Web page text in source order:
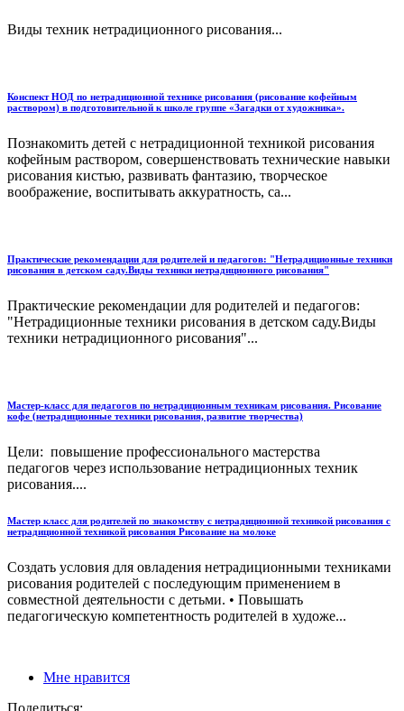
Виды техник нетрадиционного рисования...
Конспект НОД по нетрадиционной технике рисования (рисование кофейным
раствором) в подготовительной к школе группе «Загадки от художника».
Познакомить детей с нетрадиционной техникой рисования
кофейным раствором, совершенствовать технические навыки
рисования кистью, развивать фантазию, творческое
воображение, воспитывать аккуратность, са...
Практические рекомендации для родителей и педагогов: "Нетрадиционные техники
рисования в детском саду.Виды техники нетрадиционного рисования"
Практические рекомендации для родителей и педагогов:
"Нетрадиционные техники рисования в детском саду.Виды
техники нетрадиционного рисования"...
Мастер-класс для педагогов по нетрадиционным техникам рисования. Рисование
кофе (нетрадиционные техники рисования, развитие творчества)
Цели: повышение профессионального мастерства
педагогов через использование нетрадиционных техник
рисования....
Мастер класс для родителей по знакомству с нетрадиционной техникой рисования с
нетрадиционной техникой рисования Рисование на молоке
Создать условия для овладения нетрадиционными техниками
рисования родителей с последующим применением в
совместной деятельности с детьми. • Повышать
педагогическую компетентность родителей в художе...
Мне нравится
Поделиться: